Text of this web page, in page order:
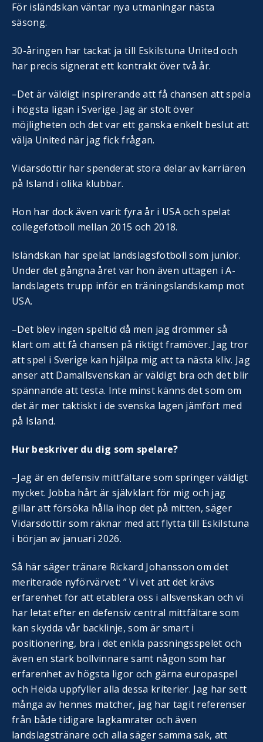
För isländskan väntar nya utmaningar nästa
säsong.
30-åringen har tackat ja till Eskilstuna United och
har precis signerat ett kontrakt över två år.
–Det är väldigt inspirerande att få chansen att spela
i högsta ligan i Sverige. Jag är stolt över
möjligheten och det var ett ganska enkelt beslut att
välja United när jag fick frågan.
Vidarsdottir har spenderat stora delar av karriären
på Island i olika klubbar.
Hon har dock även varit fyra år i USA och spelat
collegefotboll mellan 2015 och 2018.
Isländskan har spelat landslagsfotboll som junior.
Under det gångna året var hon även uttagen i A-
landslagets trupp inför en träningslandskamp mot
USA.
–Det blev ingen speltid då men jag drömmer så
klart om att få chansen på riktigt framöver. Jag tror
att spel i Sverige kan hjälpa mig att ta nästa kliv. Jag
anser att Damallsvenskan är väldigt bra och det blir
spännande att testa. Inte minst känns det som om
det är mer taktiskt i de svenska lagen jämfört med
på Island.
Hur beskriver du dig som spelare?
–Jag är en defensiv mittfältare som springer väldigt
mycket. Jobba hårt är självklart för mig och jag
gillar att försöka hålla ihop det på mitten, säger
Vidarsdottir som räknar med att flytta till Eskilstuna
i början av januari 2026.
Så här säger tränare Rickard Johansson om det
meriterade nyförvärvet: ” Vi vet att det krävs
erfarenhet för att etablera oss i allsvenskan och vi
har letat efter en defensiv central mittfältare som
kan skydda vår backlinje, som är smart i
positionering, bra i det enkla passningsspelet och
även en stark bollvinnare samt någon som har
erfarenhet av högsta ligor och gärna europaspel
och Heida uppfyller alla dessa kriterier. Jag har sett
många av hennes matcher, jag har tagit referenser
från både tidigare lagkamrater och även
landslagstränare och alla säger samma sak, att